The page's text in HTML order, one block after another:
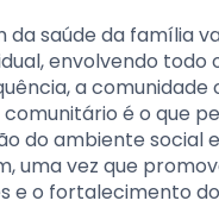
da saúde da família
envolvendo todo
a comunidade
comunitário é o que
do ambiente social
uma vez que
e o fortalecimento